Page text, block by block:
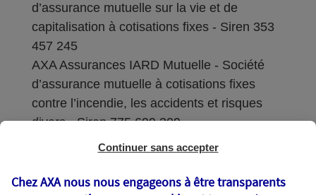
d’assurance mutuelle sur la vie et de
capitalisation à cotisations fixes - Siren 353
457 245
AXA Assurances IARD Mutuelle - Société
d’assurance mutuelle à cotisations fixes
contre l’incendie, les accidents et risques
divers - Siren 775 699 309
Sièges sociaux : 313 Terrasses de l’Arche –
Continuer sans accepter
Chez AXA nous nous engageons à être transparents